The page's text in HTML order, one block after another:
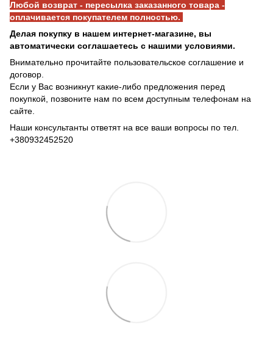
Любой возврат - пересылка заказанного товара -
оплачивается покупателем полностью.
Делая покупку в нашем интернет-магазине, вы
автоматически соглашаетесь с нашими условиями.
Внимательно прочитайте пользовательское соглашение и
договор.
Если у Вас возникнут какие-либо предложения перед
покупкой, позвоните нам по всем доступным телефонам на
сайте.
Наши консультанты ответят на все ваши вопросы по тел.
+380932452520